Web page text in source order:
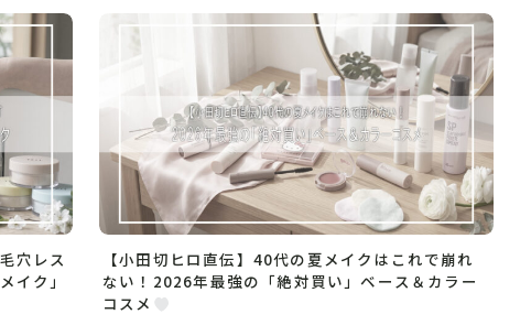
穴レス
イク」
【小田切ヒロ直伝】40代の夏メイクはこれで崩れ
ない！2026年最強の「絶対買い」ベース＆カラー
コスメ